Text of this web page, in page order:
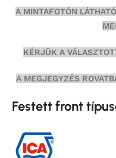
A MINTAFOTÓN
KÉRJÜK A
A MEGJEGYZÉS
Festett front